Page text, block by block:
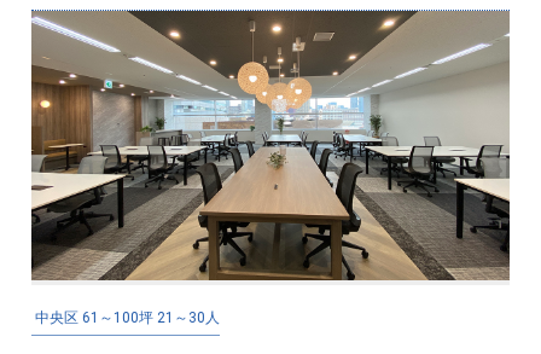
中央区 61～100坪 21～30人